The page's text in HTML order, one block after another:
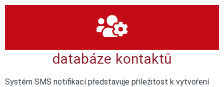
databáze kontaktů
Systém SMS notifikací představuje příležitost k vytvoření